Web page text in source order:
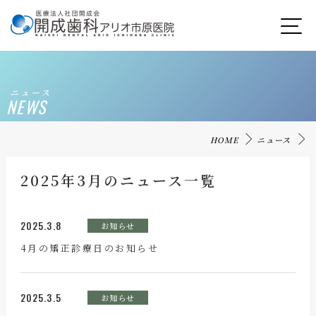
ニュース
NEWS
HOME ニュース
2025年3月のニュース一覧
2025.3.8 お知らせ
4月の矯正診療日のお知らせ
2025.3.5 お知らせ